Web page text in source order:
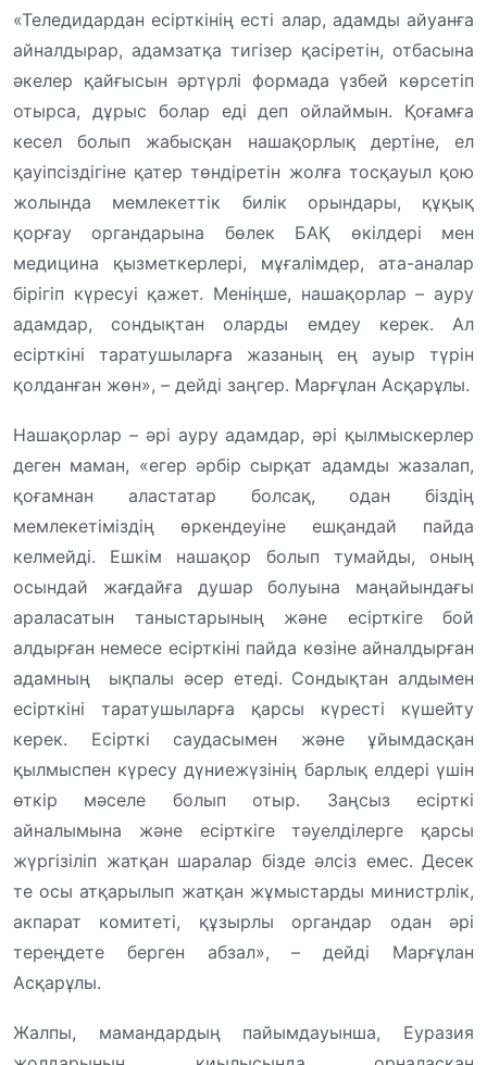
«Теледидардан есірткінің есті алар, адамды айуанға
айналдырар, адамзатқа тигізер қасіретін, отбасына
әкелер қайғысын әртүрлі формада үзбей көрсетіп
отырса, дұрыс болар еді деп ойлаймын. Қоғамға
кесел болып жабысқан нашақорлық дертіне, ел
қауіпсіздігіне қатер төндіретін жолға тосқауыл қою
жолында мемлекеттік билік орындары, құқық
қорғау органдарына бөлек БАҚ өкілдері мен
медицина қызметкерлері, мұғалімдер, ата-аналар
бірігіп күресуі қажет. Меніңше, нашақорлар – ауру
адамдар, сондықтан оларды емдеу керек. Ал
есірткіні таратушыларға жазаның ең ауыр түрін
қолданған жөн», – дейді заңгер. Марғұлан Асқарұлы.
Нашақорлар – әрі ауру адамдар, әрі қылмыскерлер
деген маман, «егер әрбір сырқат адамды жазалап,
қоғамнан аластатар болсақ, одан біздің
мемлекетіміздің өркендеуіне ешқандай пайда
келмейді. Ешкім нашақор болып тумайды, оның
осындай жағдайға душар болуына маңайындағы
араласатын таныстарының және есірткіге бой
алдырған немесе есірткіні пайда көзіне айналдырған
адамның ықпалы әсер етеді. Сондықтан алдымен
есірткіні таратушыларға қарсы күресті күшейту
керек. Есірткі саудасымен және ұйымдасқан
қылмыспен күресу дүниежүзінің барлық елдері үшін
өткір мәселе болып отыр. Заңсыз есірткі
айналымына және есірткіге тәуелділерге қарсы
жүргізіліп жатқан шаралар бізде әлсіз емес. Десек
те осы атқарылып жатқан жұмыстарды министрлік,
акпарат комитеті, құзырлы органдар одан әрі
тереңдете берген абзал», – дейді Марғұлан
Асқарұлы.
Жалпы, мамандардың пайымдауынша, Еуразия